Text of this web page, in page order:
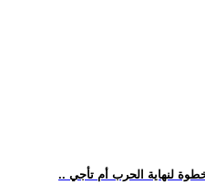
لنهاية الحرب أم تأجي